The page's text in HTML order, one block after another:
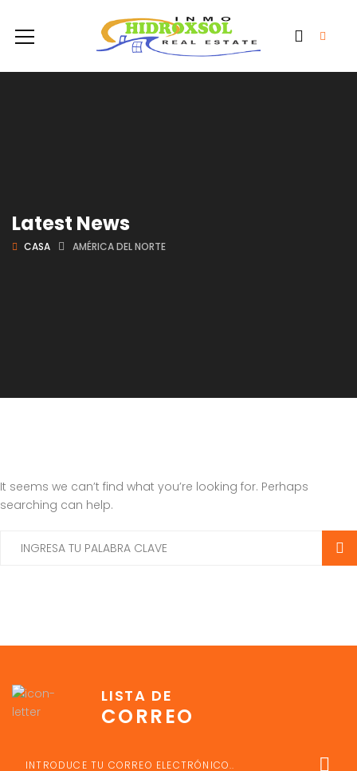
Latest News
CASA AMÉRICA DEL NORTE
It seems we can’t find what you’re looking for. Perhaps
searching can help.
LISTA DE
CORREO